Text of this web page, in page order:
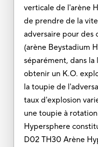
verticale de l'arène
de prendre de la
adversaire pour des
(arène Beystadium
séparément, dans
obtenir un K.O.
la toupie de
taux d'explosion
une toupie à
Hypersphere
D02 TH30 Arène